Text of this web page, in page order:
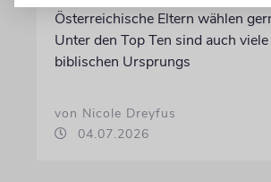
Österreichische Eltern wählen
Unter den Top Ten sind auch
biblischen Ursprungs
von Nicole Dreyfus
04.07.2026